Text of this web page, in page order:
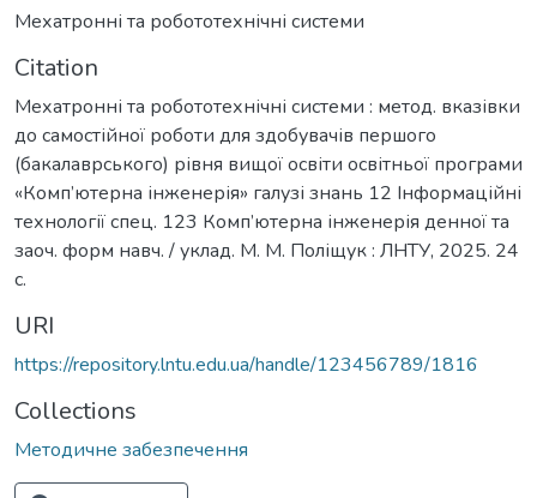
Мехатронні та робототехнічні системи
Citation
Мехатронні та робототехнічні системи : метод. вказівки
до самостійної роботи для здобувачів першого
(бакалаврського) рівня вищої освіти освітньої програми
«Комп’ютерна інженерія» галузі знань 12 Інформаційні
технології спец. 123 Комп’ютерна інженерія денної та
заоч. форм навч. / уклад. М. М. Поліщук : ЛНТУ, 2025. 24
с.
URI
https://repository.lntu.edu.ua/handle/123456789/1816
Collections
Методичне забезпечення